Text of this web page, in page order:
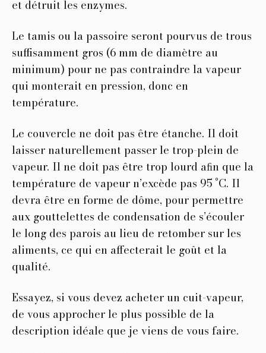
et détruit les enzymes.
Le tamis ou la passoire seront pourvus de trous
suffisamment gros (6 mm de diamètre au
minimum) pour ne pas contraindre la vapeur
qui monterait en pression, donc en
température.
Le couvercle ne doit pas être étanche. Il doit
laisser naturellement passer le trop-plein de
vapeur. Il ne doit pas être trop lourd aﬁn que la
température de vapeur n’excède pas 95 °C. Il
devra être en forme de dôme, pour permettre
aux gouttelettes de condensation de s’écouler
le long des parois au lieu de retomber sur les
aliments, ce qui en affecterait le goût et la
qualité.
Essayez, si vous devez acheter un cuit-vapeur,
de vous approcher le plus possible de la
description idéale que je viens de vous faire.